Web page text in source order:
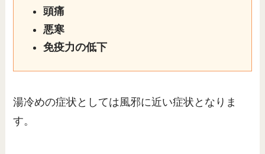
頭痛
悪寒
免疫力の低下
湯冷めの症状としては風邪に近い症状となりま
す。